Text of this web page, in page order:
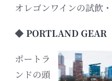
オレゴンワインの試飲
◆ PORTLAND GEAR
ポートラ
ンドの頭